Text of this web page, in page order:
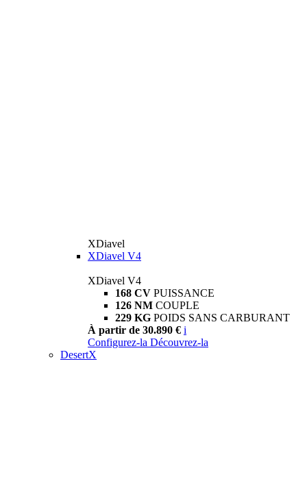
XDiavel
XDiavel V4
XDiavel V4
168 CV PUISSANCE
126 NM COUPLE
229 KG POIDS SANS CARBURANT
À partir de 30.890 € i
Configurez-la Découvrez-la
DesertX